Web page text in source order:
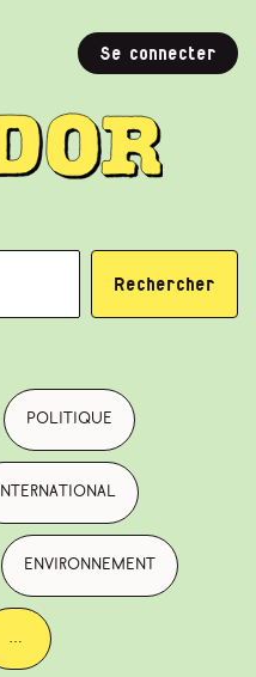
Se connecter
Rechercher
politique
international
environnement